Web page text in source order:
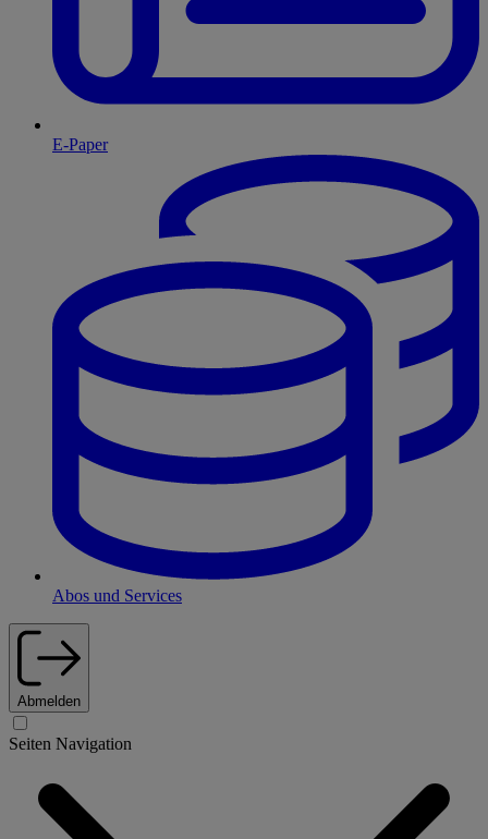
E-Paper
Abos und Services
Abmelden
Seiten Navigation